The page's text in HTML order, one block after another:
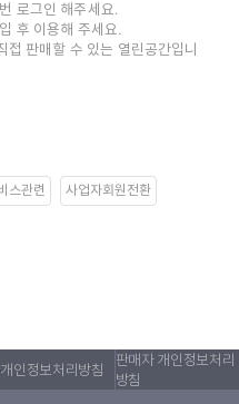
로그인 해주세요.
후 이용해 주세요.
판매할 수 있는 열린공간입니
스관련 사업자회원전환
개인정보처리방침
판매자 개인정보처리
방침